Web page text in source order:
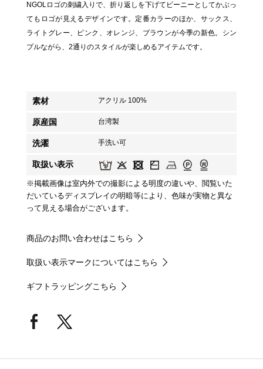
NGOLロゴの刺繍入りで、折り返しを下げてビーニーとしてかぶっ
てもロゴが見えるデザインです。定番カラーのほか、サックス、
ライトグレー、ピンク、オレンジ、ブラウンが今季の新色。シン
プルながら、2通りのスタイルが楽しめるアイテムです。
素材 アクリル 100%
原産国 台湾製
洗濯 手洗い可
取扱い表示
※掲載画像は室内外での撮影による明度の違いや、閲覧いた
だいているディスプレイの明暗等により、色味が実物と異な
って見える場合がございます。
商品のお問い合わせはこちら
取扱い表示マークについてはこちら
ギフトラッピングこちら